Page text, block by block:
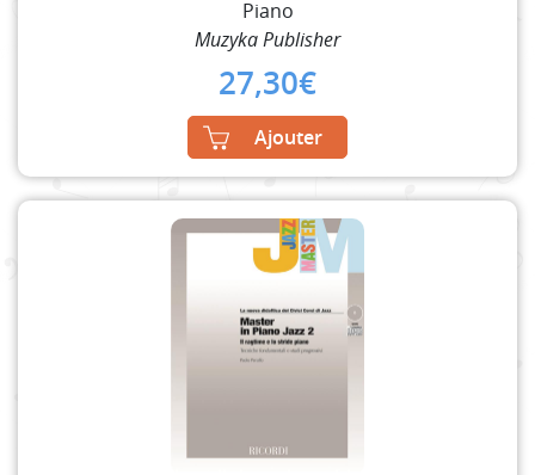
Piano
Muzyka Publisher
27,30€
Ajouter